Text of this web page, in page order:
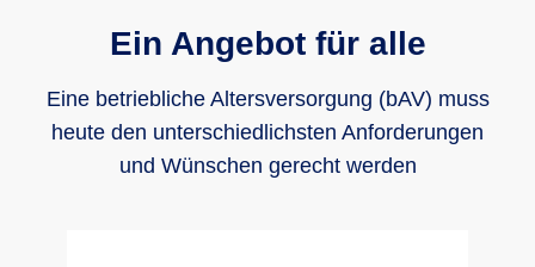
Ein Angebot für alle
Eine betriebliche Altersversorgung (bAV) muss
heute den unterschiedlichsten Anforderungen
und Wünschen gerecht werden